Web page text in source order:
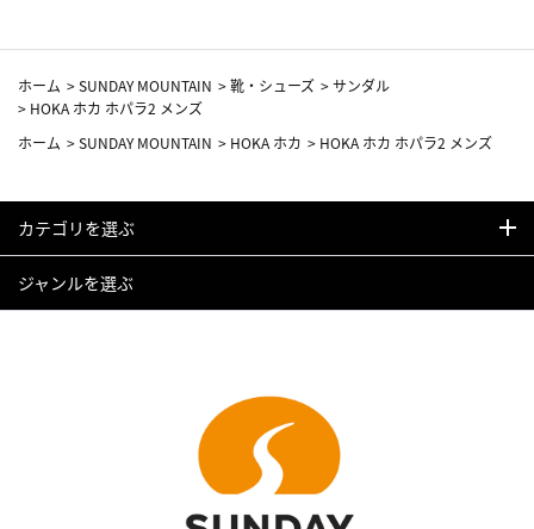
ホーム >SUNDAY MOUNTAIN >靴・シューズ >サンダル
> HOKA ホカ ホパラ2 メンズ
ホーム >SUNDAY MOUNTAIN > HOKA ホカ > HOKA ホカ ホパラ2 メンズ
カテゴリを選ぶ
ジャンルを選ぶ